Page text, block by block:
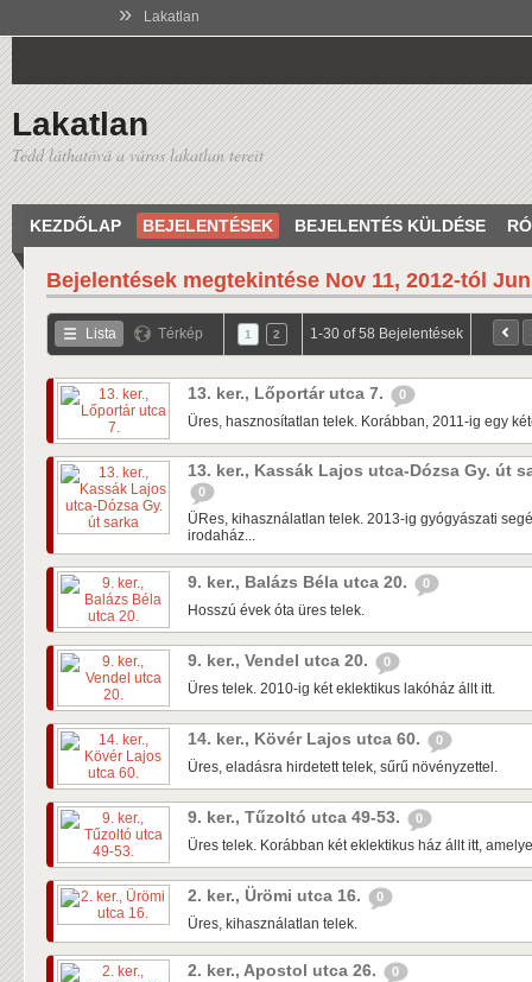
» Lakatlan
Lakatlan
Tedd láthatóvá a város lakatlan tereit
KEZDŐLAP BEJELENTÉSEK BEJELENTÉS KÜLDÉSE
Bejelentések megtekintése Nov 11, 2012-tól
Lista Térkép 1 2 1-30 of 58 Bejelentések
13. ker., Lőportár utca 7. 0
Üres, hasznosítatlan telek. Korábban, 2011-ig egy
13. ker., Kassák Lajos utca-Dózsa Gy. út
0
ÜRes, kihasználatlan telek. 2013-ig gyógyászati
irodaház...
9. ker., Balázs Béla utca 20. 0
Hosszú évek óta üres telek.
9. ker., Vendel utca 20. 0
Üres telek. 2010-ig két eklektikus lakóház állt itt.
14. ker., Kövér Lajos utca 60. 0
Üres, eladásra hirdetett telek, sűrű növényzettel.
9. ker., Tűzoltó utca 49-53. 0
Üres telek. Korábban két eklektikus ház állt itt,
2. ker., Ürömi utca 16. 0
Üres, kihasználatlan telek.
2. ker., Apostol utca 26. 0